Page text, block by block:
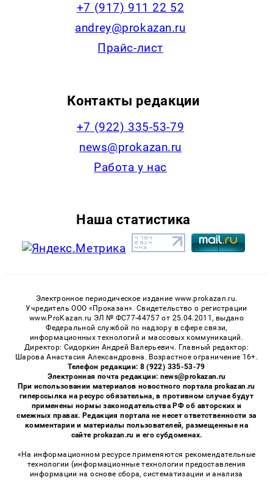
+7 (917) 911 22 52
andrey@prokazan.ru
Прайс-лист
Контакты редакции
+7 (922) 335-53-79
news@prokazan.ru
Работа у нас
Наша статистика
Электронное периодическое издание www.prokazan.ru.
Учредитель ООО «Проказан». Cвидетельство о регистрации
www.ProKazan.ru ЭЛ № ФС77-44757 от 25.04.2011, выдано
Федеральной службой по надзору в сфере связи,
информационных технологий и массовых коммуникаций.
Директор: Сидоркин Андрей Валерьевич. Главный редактор:
Шарова Анастасия Александровна. Возрастное ограничение 16+.
Телефон редакции: 8 (922) 335-53-79
Электронная почта редакции: news@prokazan.ru
При использовании материалов новостного портала prokazan.ru
гиперссылка на ресурс обязательна, в противном случае будут
применены нормы законодательства РФ об авторских и
смежных правах. Редакция портала не несет ответственности за
комментарии и материалы пользователей, размещенные на
сайте prokazan.ru и его субдоменах.
«На информационном ресурсе применяются рекомендательные
технологии (информационные технологии предоставления
информации на основе сбора, систематизации и анализа